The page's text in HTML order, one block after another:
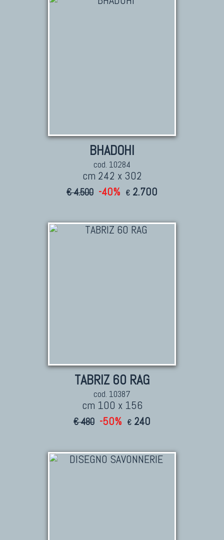
BHADOHI
cod. 10284
cm 242 x 302
€ 4.500 -40% € 2.700
TABRIZ 60 RAG
cod. 10387
cm 100 x 156
€ 480 -50% € 240